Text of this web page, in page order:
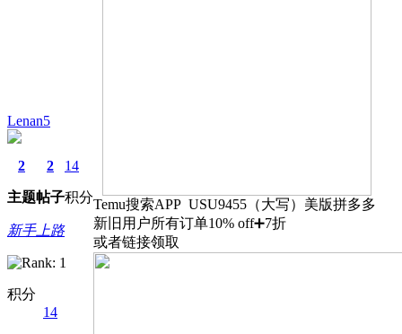
Lenan5
2
主题
2
帖子
14
积分
新手上路
积分
14
Temu搜索APP USU9455（大写）美版拼多多
新旧用户所有订单10% off➕7折
或者链接领取